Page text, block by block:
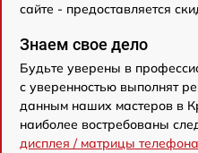
сайте - предоставляется
Знаем свое дело
Будьте уверены в
с уверенностью выполнят
данным наших мастеров в
наиболее востребованы
дисплея / матрицы телефона